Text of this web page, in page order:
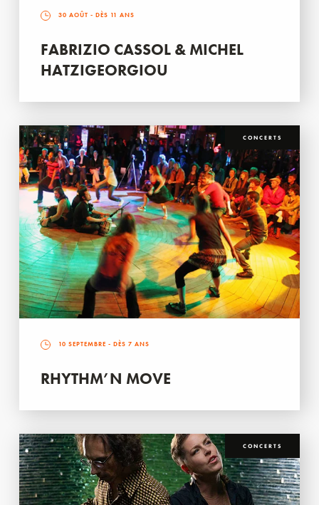
30 AOÛT - DÈS 11 ANS
FABRIZIO CASSOL & MICHEL
HATZIGEORGIOU
CONCERTS
10 SEPTEMBRE - DÈS 7 ANS
RHYTHM’N MOVE
CONCERTS